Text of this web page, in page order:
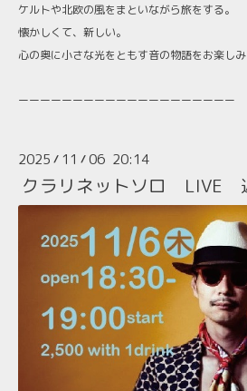
ケルトや北欧の風をまといながら旅をする。
懐かしくて、新しい。
心の奥に小さな光をともす音の物語をお楽し
ーーーーーーーーーーーーーーーーーーーー
2025 / 11 /06 20:14
クラリネットソロ LIVE